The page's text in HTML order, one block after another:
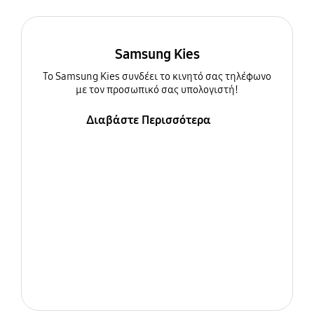
Samsung Kies
To Samsung Kies συνδέει το κινητό σας τηλέφωνο
με τον προσωπικό σας υπολογιστή!
Διαβάστε Περισσότερα